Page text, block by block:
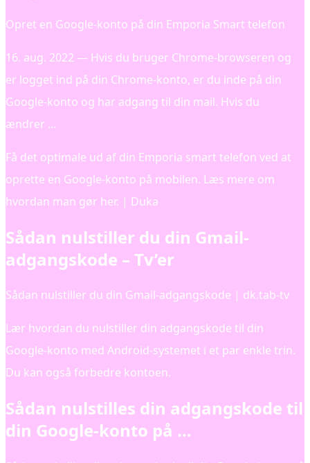
Opret en Google-konto på din Emporia Smart telefon
16. aug. 2022 — Hvis du bruger Chrome-browseren og
er logget ind på din Chrome-konto, er du inde på din
Google-konto og har adgang til din mail. Hvis du
ændrer …
Få det optimale ud af din Emporia smart telefon ved at
oprette en Google-konto på mobilen. Læs mere om
hvordan man gør her. | Duka
Sådan nulstiller du din Gmail-
adgangskode – Tv’er
Sådan nulstiller du din Gmail-adgangskode | dk.tab-tv
Lær hvordan du nulstiller din adgangskode til din
Google-konto med Android-systemet i et par enkle trin.
Du kan også forbedre kontoen.
Sådan nulstilles din adgangskode til
din Google-konto på …